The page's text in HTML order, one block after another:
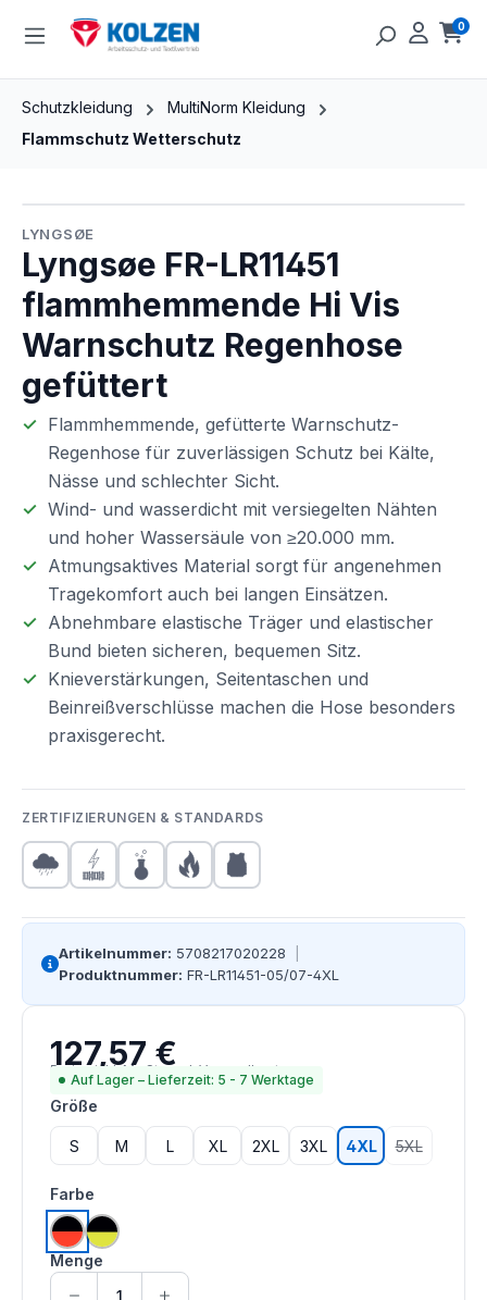
Zum Hauptinhalt springen 0
Schutzkleidung
MultiNorm Kleidung
Flammschutz Wetterschutz
LYNGSØE
Lyngsøe FR-LR11451
flammhemmende Hi Vis
Warnschutz Regenhose
gefüttert
Flammhemmende, gefütterte Warnschutz-
Regenhose für zuverlässigen Schutz bei Kälte,
Nässe und schlechter Sicht.
Wind- und wasserdicht mit versiegelten Nähten
und hoher Wassersäule von ≥20.000 mm.
Atmungsaktives Material sorgt für angenehmen
Tragekomfort auch bei langen Einsätzen.
Abnehmbare elastische Träger und elastischer
Bund bieten sicheren, bequemen Sitz.
Knieverstärkungen, Seitentaschen und
Beinreißverschlüsse machen die Hose besonders
praxisgerecht.
ZERTIFIZIERUNGEN & STANDARDS
Artikelnummer: 5708217020228
Produktnummer: FR-LR11451-05/07-4XL
Regulärer Preis:
127,57 €
Preise inkl. MwSt. zzgl. Versandkosten
Auf Lager – Lieferzeit: 5 - 7 Werktage
Größe
S M L XL 2XL 3XL 4XL 5XL(Diese
Farbe
hi vis orange | schwarz
hi vis saturn gelb | schwarz
Menge